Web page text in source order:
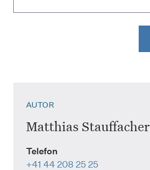
AUTOR
Matthias Stauffacher
Telefon
+41 44 208 25 25